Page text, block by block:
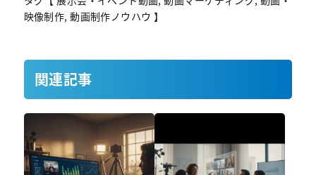
映像制作, 動画制作ノウハウ 】
関連記事